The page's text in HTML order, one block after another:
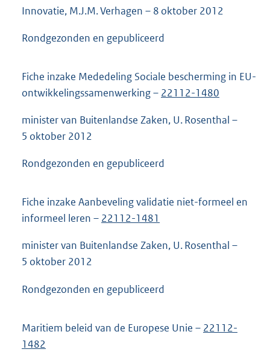
Innovatie, M.J.M. Verhagen – 8 oktober 2012
Rondgezonden en gepubliceerd
Fiche inzake Mededeling Sociale bescherming in EU-
ontwikkelingssamenwerking – 22112-1480
minister van Buitenlandse Zaken, U. Rosenthal –
5 oktober 2012
Rondgezonden en gepubliceerd
Fiche inzake Aanbeveling validatie niet-formeel en
informeel leren – 22112-1481
minister van Buitenlandse Zaken, U. Rosenthal –
5 oktober 2012
Rondgezonden en gepubliceerd
Maritiem beleid van de Europese Unie – 22112-
1482